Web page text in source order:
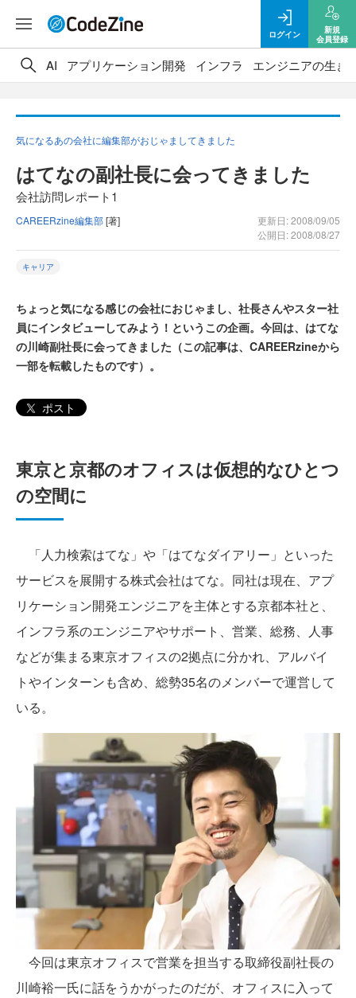
ログイン
新規
会員登録
AI アプリケーション開発 インフラ エンジニアの生き
気になるあの会社に編集部がおじゃましてきました
はてなの副社長に会ってきました
会社訪問レポート1
CAREERzine編集部[著]
更新日: 2008/09/05
公開日: 2008/08/27
キャリア
ちょっと気になる感じの会社におじゃまし、社長さんやスター社
員にインタビューしてみよう！というこの企画。今回は、はてな
の川崎副社長に会ってきました（この記事は、CAREERzineから
一部を転載したものです）。
ポスト
東京と京都のオフィスは仮想的なひとつ
の空間に
「人力検索はてな」や「はてなダイアリー」といった
サービスを展開する株式会社はてな。同社は現在、アプ
リケーション開発エンジニアを主体とする京都本社と、
インフラ系のエンジニアやサポート、営業、総務、人事
などが集まる東京オフィスの2拠点に分かれ、アルバイ
トやインターンも含め、総勢35名のメンバーで運営して
いる。
今回は東京オフィスで営業を担当する取締役副社長の
川崎裕一氏に話をうかがったのだが、オフィスに入って